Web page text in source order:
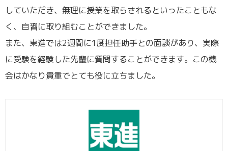
していただき、無理に授業を取らされるといったこともな
く、自習に取り組むことができました。
また、東進では2週間に1度担任助手との面談があり、実際
に受験を経験した先輩に質問することができます。この機
会はかなり貴重でとても役に立ちました。